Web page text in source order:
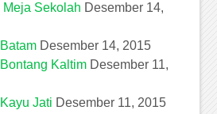
Meja Sekolah Desember 14,
Desember 14, 2015
Kaltim Desember 11,
Jati Desember 11, 2015